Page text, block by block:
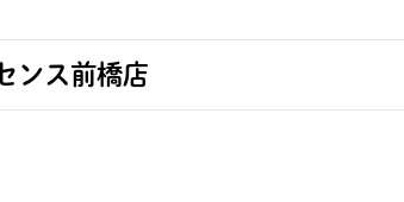
ンス前橋店